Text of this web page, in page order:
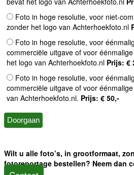
Foto in hoge resolutie, voor niet-
zonder het logo van Achterhoekfoto.nl
Foto in hoge resolutie, voor
commerciële uitgave of voor
het logo van Achterhoekfoto.nl Prijs: €
Foto in hoge resolutie, voor
commerciële uitgave of voor
van Achterhoekfoto.nl. Prijs: € 50,-
Wilt u alle foto’s, in grootformaat,
fotoreportage bestellen? Neem dan